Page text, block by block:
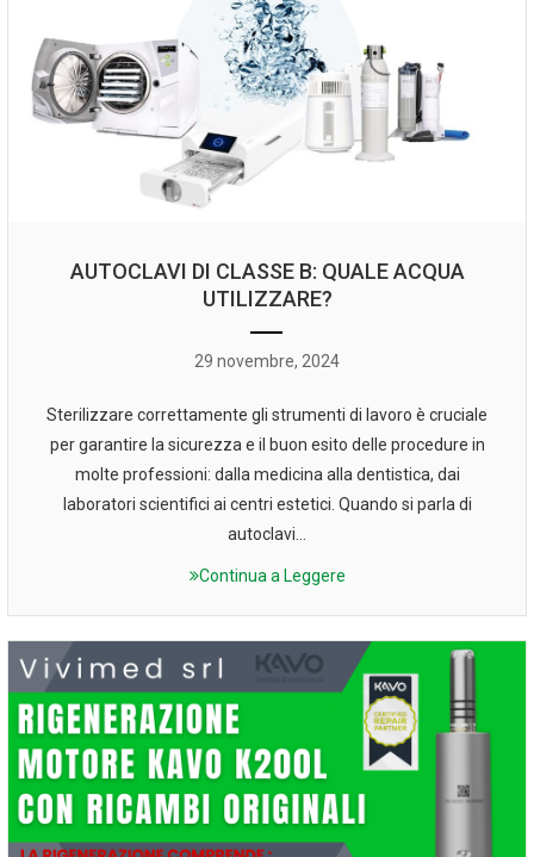
AUTOCLAVI DI CLASSE B: QUALE ACQUA
UTILIZZARE?
29 novembre, 2024
Sterilizzare correttamente gli strumenti di lavoro è cruciale
per garantire la sicurezza e il buon esito delle procedure in
molte professioni: dalla medicina alla dentistica, dai
laboratori scientifici ai centri estetici. Quando si parla di
autoclavi...
Continua a Leggere